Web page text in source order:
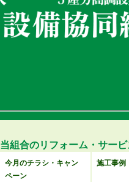
当組合のリフォーム・サービ
今月のチラシ・キャン
ペーン
施工事例